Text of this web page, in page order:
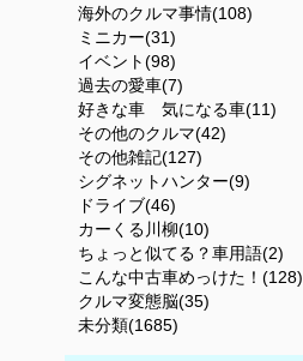
海外のクルマ事情(108)
ミニカー(31)
イベント(98)
過去の愛車(7)
好きな車 気になる車(11)
その他のクルマ(42)
その他雑記(127)
シグネットハンター(9)
ドライブ(46)
カーくる川柳(10)
ちょっと似てる？車用語(2)
こんな中古車めっけた！(128)
クルマ変態脳(35)
未分類(1685)